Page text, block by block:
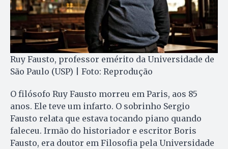
Ruy Fausto, professor emérito da Universidade de
São Paulo (USP) | Foto: Reprodução
O filósofo Ruy Fausto morreu em Paris, aos 85
anos. Ele teve um infarto. O sobrinho Sergio
Fausto relata que estava tocando piano quando
faleceu. Irmão do historiador e escritor Boris
Fausto, era doutor em Filosofia pela Universidade